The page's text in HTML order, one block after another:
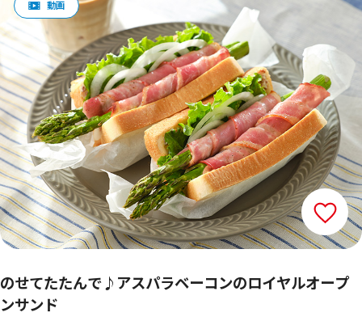
のせてたたんで♪アスパラベーコンのロイヤルオープ
ンサンド